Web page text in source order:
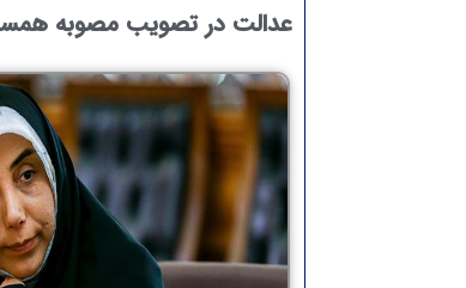
عدالت در تصویب مصوبه